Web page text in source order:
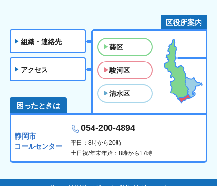
組織・連絡先
アクセス
区役所案内
葵区
駿河区
清水区
困ったときは
静岡市
コールセンター
054-200-4894
平日：8時から20時
土日祝/年末年始：8時から17時